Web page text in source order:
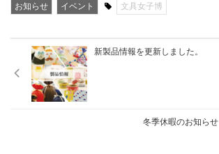
お知らせ イベント 文具女子博
新製品情報を更新しました。
冬季休暇のお知らせ